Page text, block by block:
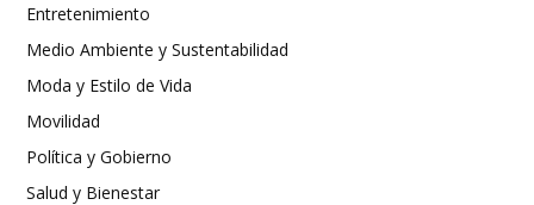
Entretenimiento
Medio Ambiente y Sustentabilidad
Moda y Estilo de Vida
Movilidad
Política y Gobierno
Salud y Bienestar